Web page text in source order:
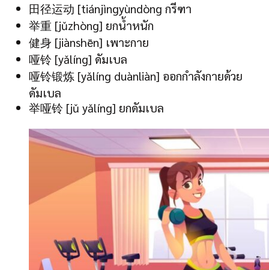
田径运动 [tiánjìngyùndòng กรีฑา
举重 [jǔzhòng] ยกน้ำหนัก
健身 [jiànshēn] เพาะกาย
哑铃 [yǎlíng] ดัมเบล
哑铃锻炼 [yǎlíng duànliàn] ออกกำลังกายด้วย
ดัมเบล
举哑铃 [jǔ yǎlíng] ยกดัมเบล